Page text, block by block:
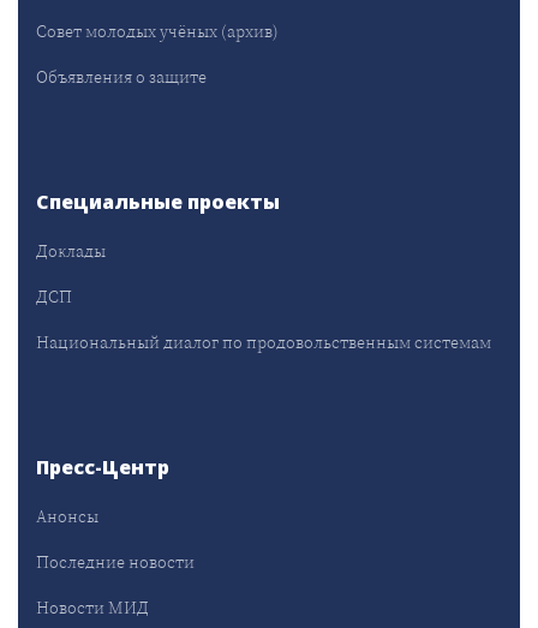
Совет молодых учёных (архив)
Объявления о защите
Специальные проекты
Доклады
ДСП
Национальный диалог по продовольственным системам
Пресс-Центр
Анонсы
Последние новости
Новости МИД